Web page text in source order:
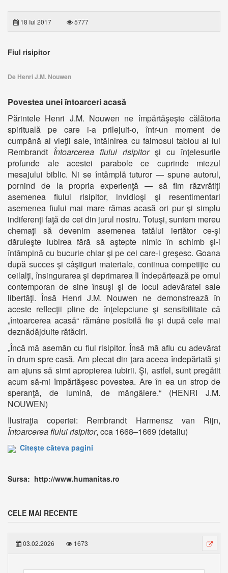
18 Iul 2017 5777
Fiul risipitor
De Henri J.M. Nouwen
Povestea unei întoarceri acasă
Părintele Henri J.M. Nouwen ne împărtăşeşte călătoria
spirituală pe care i-a prilejuit-o, într-un moment de
cumpănă al vieţii sale, întâlnirea cu faimosul tablou al lui
Rembrandt Întoarcerea fiului risipitorşi cu înţelesurile
profunde ale acestei parabole ce cuprinde miezul
mesajului biblic. Ni se întâmplă tuturor — spune autorul,
pornind de la propria experienţă — să fim răzvrătiţi
asemenea fiului risipitor, invidioşi şi resentimentari
asemenea fiului mai mare rămas acasă ori pur şi simplu
indiferenţi faţă de cei din jurul nostru. Totuşi, suntem mereu
chemaţi să devenim asemenea tatălui iertător ce-şi
dăruieşte iubirea fără să aştepte nimic în schimb şi-i
întâmpină cu bucurie chiar şi pe cei care-i greşesc. Goana
după succes şi câştiguri materiale, continua competiţie cu
ceilalţi, însingurarea şi deprimarea îl îndepărtează pe omul
contemporan de sine însuşi şi de locul adevăratei sale
libertăţi. Însă Henri J.M. Nouwen ne demonstrează în
aceste reflecţii pline de înţelepciune şi sensibilitate că
„întoarcerea acasă“ rămâne posibilă fie şi după cele mai
deznădăjduite rătăciri.
„Încă mă asemăn cu fiul risipitor. Însă mă aflu cu adevărat
în drum spre casă. Am plecat din ţara aceea îndepărtată şi
am ajuns să simt apropierea iubirii. Şi, astfel, sunt pregătit
acum să-mi împărtăşesc povestea. Are în ea un strop de
speranţă, de lumină, de mângâiere.“ (HENRI J.M.
NOUWEN)
Ilustraţia copertei: Rembrandt Harmensz van Rijn,
Întoarcerea fiului risipitor, cca 1668–1669 (detaliu)
Citește câteva pagini
Sursa: http://www.humanitas.ro
CELE MAI RECENTE
03.02.2026 1673